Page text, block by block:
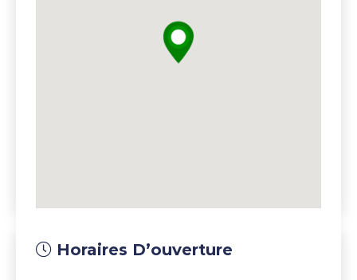
Horaires D’ouverture